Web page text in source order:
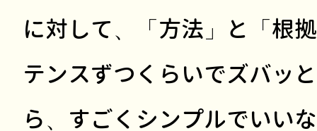
に対して、「方法」と「根
テンスずつくらいでズバッ
ら、すごくシンプルでいい